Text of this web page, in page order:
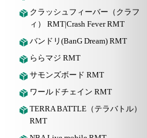
クラッシュフィーバー（クラフ
ィ） RMT|Crash Fever RMT
バンドリ(BanG Dream) RMT
ららマジ RMT
サモンズボード RMT
ワールドチェイン RMT
TERRA BATTLE（テラバトル）
RMT